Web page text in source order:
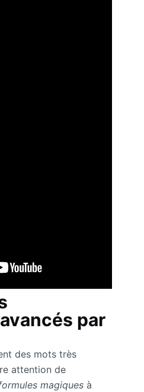
par
des mots très
attention de
magiques à